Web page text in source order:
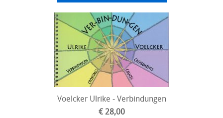
Voelcker Ulrike - Verbindungen
€ 28,00